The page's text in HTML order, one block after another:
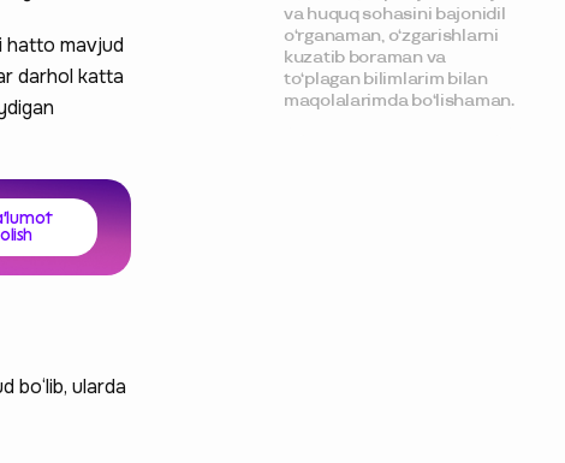
hatto mavjud
darhol katta
olish
bo‘lib, ularda
va huquq sohasini bajonidil
o‘rganaman, o‘zgarishlarni
kuzatib boraman va
to‘plagan bilimlarim bilan
maqolalarimda bo‘lishaman.